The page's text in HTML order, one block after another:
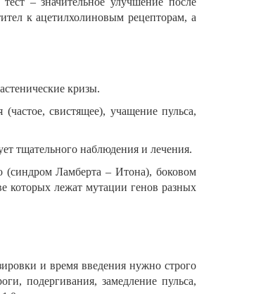
к ацетилхолиновым рецепторам, а
кризы.
свистящее), учащение пульса,
тщательного наблюдения и лечения.
(синдром Ламберта – Итона), боковом
которых лежат мутации генов разных
и время введения нужно строго
подергивания, замедление пульса,